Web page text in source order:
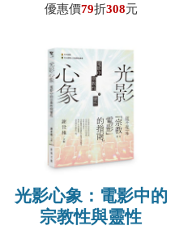
優惠價79折308元
光影心象：電影中的
宗教性與靈性